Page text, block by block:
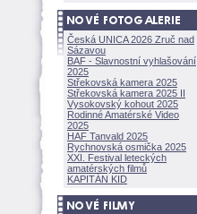
Česká UNICA 2026 Zruč nad
Sázavou
BAF - Slavnostní vyhlašování
2025
Střekovská kamera 2025
Střekovská kamera 2025 II
Vysokovský kohout 2025
Rodinné Amatérské Video
2025
HAF Tanvald 2025
Rychnovská osmička 2025
XXI. Festival leteckých
amatérských filmů
KAPITÁN KID